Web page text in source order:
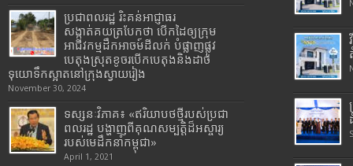
ប្រជាពលរដ្ឋ រិះគន់អាជ្ញាធរ
សង្កាត់គយត្របែកថា បើកដៃឲ្យក្រុម
អាជីវកម្មដឹកអាចម៍ដីលក់ បំផ្លាញផ្លូវ
បេតុងស្រុតខូចរបើកបេតុងនិងដាច់
ទុយោទឹកស្អាតនៅក្រុងស្វាយរៀង
November 30, 2024
ទស្សនៈវិភាគ៖ «ឥរិយាបថថ្មីរបស់ប្រជា
ពលរដ្ឋ បង្ហាញពីគុណសម្បត្តិដ៏អស្ចារ្យ
របស់មេដឹកនាំកម្ពុជា»
April 1, 2021